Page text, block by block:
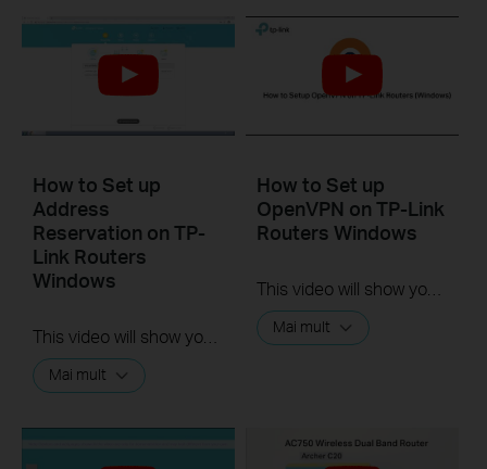
How to Set up
Address
Reservation on TP-
Link Routers
Windows
This video will show you how to set up Address Reservation on TP-Link routers.
Mai mult
How to Set up
OpenVPN on TP-Link
Routers Windows
This video will show you how to set up OpenVPN on a TP-Link Wi-Fi router. For more information, visit www.tp-link.com/support.
Mai mult